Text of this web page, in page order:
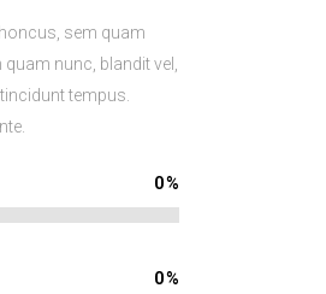
sem quam
nunc, blandit vel,
tempus.
0%
0%